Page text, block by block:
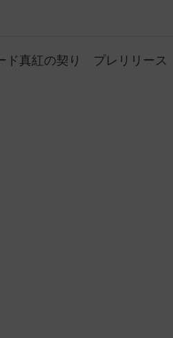
ド真紅の契り プレリリース